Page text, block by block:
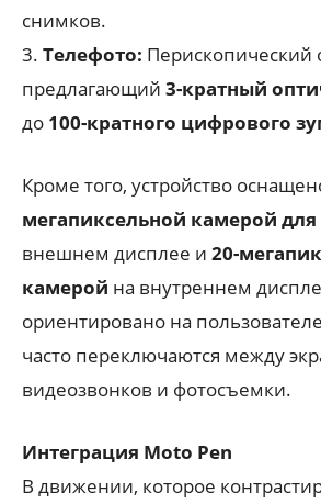
снимков.
3. Телефото: Перископический
предлагающий 3-кратный
до 100-кратного цифрового
Кроме того, устройство
мегапиксельной камерой
внешнем дисплее и 20-
камерой на внутреннем
ориентировано на
часто переключаются между
видеозвонков и фотосъемки.
Интеграция Moto Pen
В движении, которое